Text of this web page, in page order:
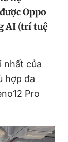
cáo
Oppo
AI (trí tuệ
nhất của
hợp đa
Pro